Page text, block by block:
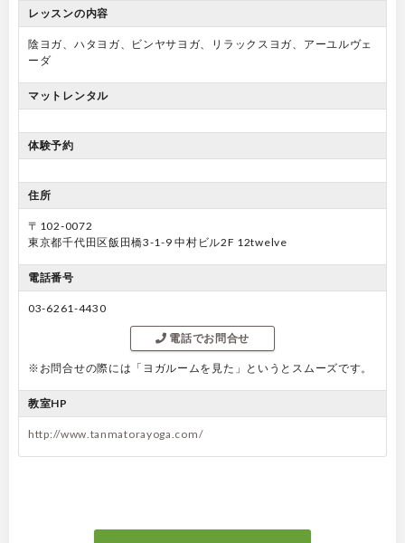
レッスンの内容
陰ヨガ、ハタヨガ、ビンヤサヨガ、リラックスヨガ、アーユルヴェ
ーダ
マットレンタル
体験予約
住所
〒102-0072
東京都千代田区飯田橋3-1-9 中村ビル2F 12twelve
電話番号
03-6261-4430
電話でお問合せ
※お問合せの際には「ヨガルームを見た」というとスムーズです。
教室HP
http://www.tanmatorayoga.com/